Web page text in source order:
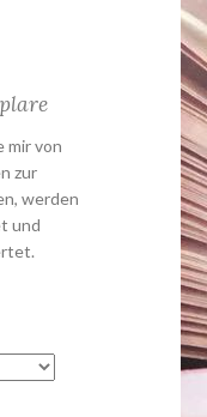
mir von
zur
werden
und